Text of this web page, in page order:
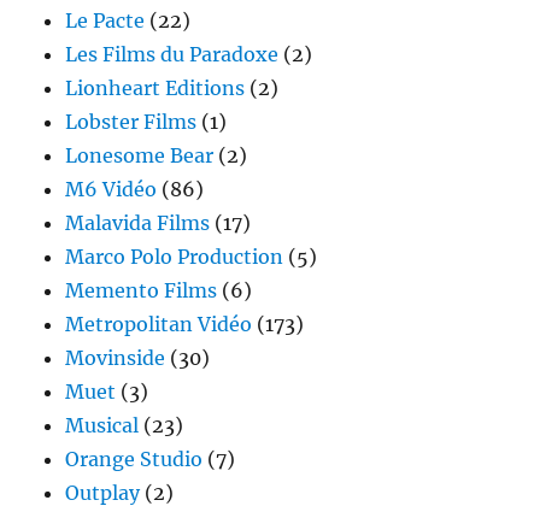
Le Pacte (22)
Les Films du Paradoxe (2)
Lionheart Editions (2)
Lobster Films (1)
Lonesome Bear (2)
M6 Vidéo (86)
Malavida Films (17)
Marco Polo Production (5)
Memento Films (6)
Metropolitan Vidéo (173)
Movinside (30)
Muet (3)
Musical (23)
Orange Studio (7)
Outplay(2)